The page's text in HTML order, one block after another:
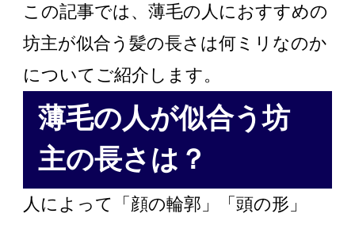
この記事では、薄毛の人におすすめの
坊主が似合う髪の長さは何ミリなのか
についてご紹介します。
薄毛の人が似合う坊
主の長さは？
人によって「顔の輪郭」「頭の形」